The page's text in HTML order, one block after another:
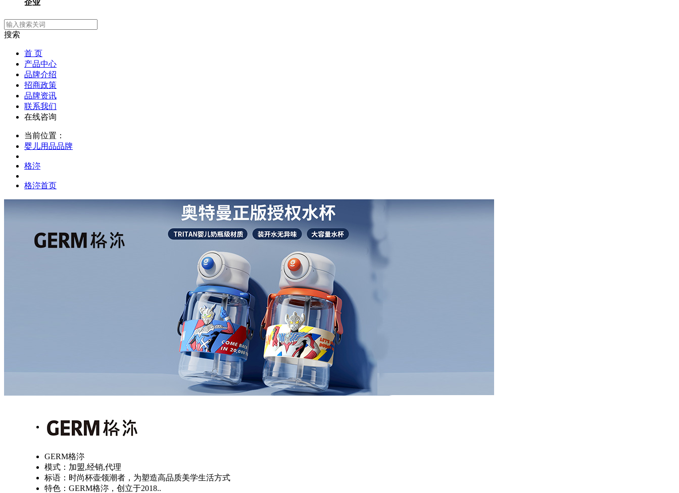
企业
搜索
首 页
产品中心
品牌介绍
招商政策
品牌资讯
联系我们
在线咨询
当前位置：
婴儿用品品牌
格沵
格沵首页
GERM格沵
模式：加盟,经销,代理
标语：时尚杯壶领潮者，为塑造高品质美学生活方式
特色：GERM格沵，创立于2018..